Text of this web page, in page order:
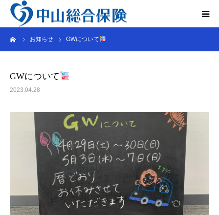
お知らせ GWについて
GWについて
2023.04.28
法人のお客さま
会社概要
インタビュー
Q&A
お問い合わせ